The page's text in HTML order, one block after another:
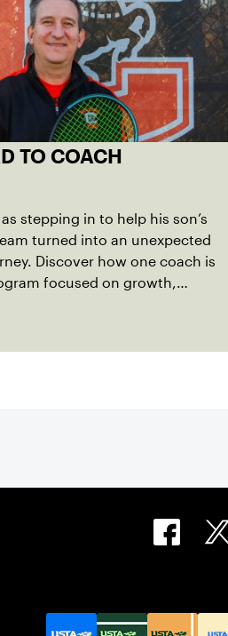
TO COACH
stepping in to help his son’s
turned into an unexpected
Discover how one coach is
focused on growth,
and the power of staying